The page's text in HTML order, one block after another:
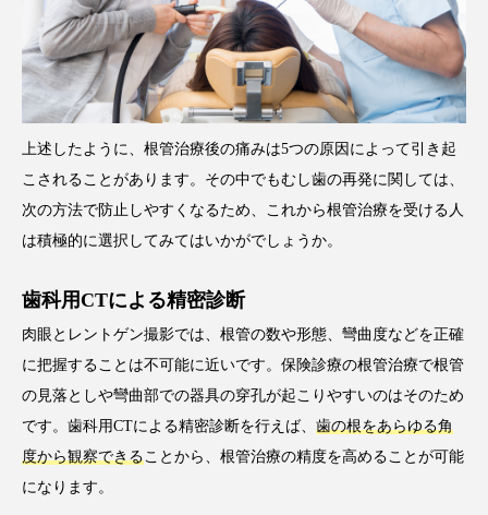
上述したように、根管治療後の痛みは5つの原因によって引き起
こされることがあります。その中でもむし歯の再発に関しては、
次の方法で防止しやすくなるため、これから根管治療を受ける人
は積極的に選択してみてはいかがでしょうか。
歯科用CTによる精密診断
肉眼とレントゲン撮影では、根管の数や形態、彎曲度などを正確
に把握することは不可能に近いです。保険診療の根管治療で根管
の見落としや彎曲部での器具の穿孔が起こりやすいのはそのため
です。歯科用CTによる精密診断を行えば、 歯の根をあらゆる角
度から観察できる ことから、根管治療の精度を高めることが可能
になります。